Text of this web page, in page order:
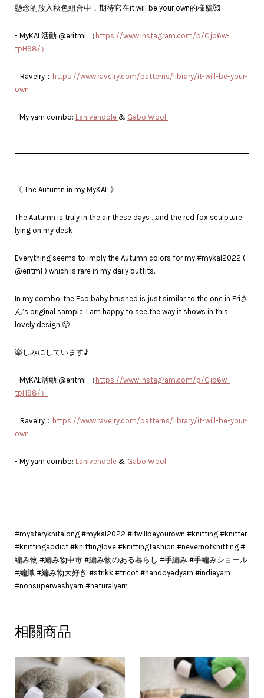
懸念的放入秋色組合中，期待它在it will be your own的樣貌🥰
- MyKAL活動 @eritml （ https://www.instagram.com/p/Cjb6w-
tpH98/）
Ravelry： https://www.ravelry.com/patterns/library/it-will-be-your-
own
- My yarn combo: Lanivendole & Gabo Wool
《 The Autumn in my MyKAL 》
The Autumn is truly in the air these days …and the red fox sculpture
lying on my desk
Everything seems to imply the Autumn colors for my #mykal2022 (
@eritml ) which is rare in my daily outfits.
In my combo, the Eco baby brushed is just similar to the one in Eriさ
ん’s original sample. I am happy to see the way it shows in this
lovely design 🙂
楽しみにしています♪
- MyKAL活動 @eritml （ https://www.instagram.com/p/Cjb6w-
tpH98/）
Ravelry： https://www.ravelry.com/patterns/library/it-will-be-your-
own
- My yarn combo: Lanivendole & Gabo Wool
#mysteryknitalong #mykal2022 #itwillbeyourown #knitting #knitter
#knittingaddict #knittinglove #knittingfashion #nevernotknitting #
編み物 #編み物中毒 #編み物のある暮らし #手編み #手編みショール
#編織 #編み物大好き #strikk #tricot #handdyedyarn #indieyarn
#nonsuperwashyarn #naturalyarn
相關商品